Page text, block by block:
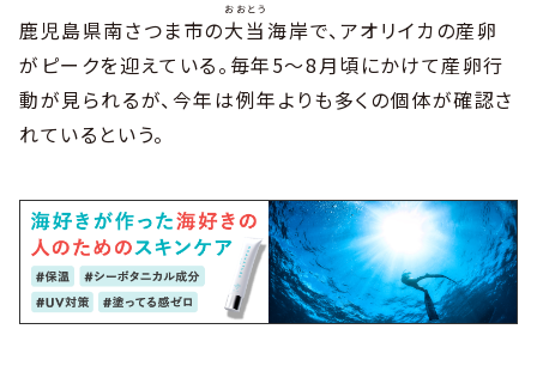
鹿児島県南さつま市の大当
おおとう
海岸で、アオリイカの産卵
がピークを迎えている。毎年5〜8月頃にかけて産卵行
動が見られるが、今年は例年よりも多くの個体が確認さ
れているという。